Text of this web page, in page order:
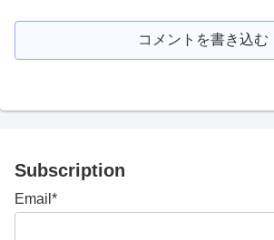
コメントを書き込む
Subscription
Email*